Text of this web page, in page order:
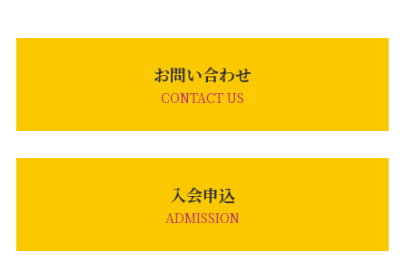
お問い合わせ
CONTACT US
入会申込
ADMISSION